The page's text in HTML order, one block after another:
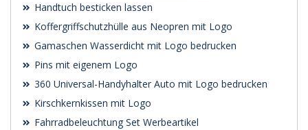
Handtuch besticken lassen
Koffergriffschutzhülle aus Neopren mit Logo
Gamaschen Wasserdicht mit Logo bedrucken
Pins mit eigenem Logo
360 Universal-Handyhalter Auto mit Logo bedrucken
Kirschkernkissen mit Logo
Fahrradbeleuchtung Set Werbeartikel